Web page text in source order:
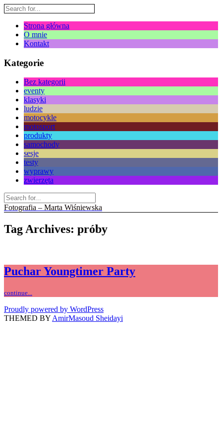
Strona główna
O mnie
Kontakt
Kategorie
Bez kategorii
eventy
klasyki
ludzie
motocykle
motosport
produkty
samochody
sesje
testy
wyprawy
zwierzęta
Fotografia – Marta Wiśniewska
Tag Archives: próby
Puchar Youngtimer Party
continue...
Proudly powered by WordPress
THEMED BY AmirMasoud Sheidayi